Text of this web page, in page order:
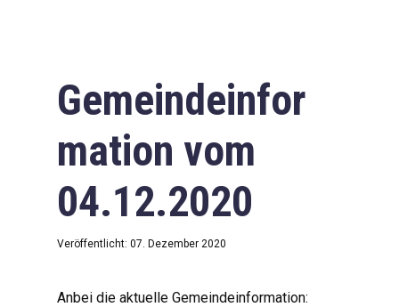
Gemeindeinfor
mation vom
04.12.2020
Veröffentlicht: 07. Dezember 2020
Anbei die aktuelle Gemeindeinformation: